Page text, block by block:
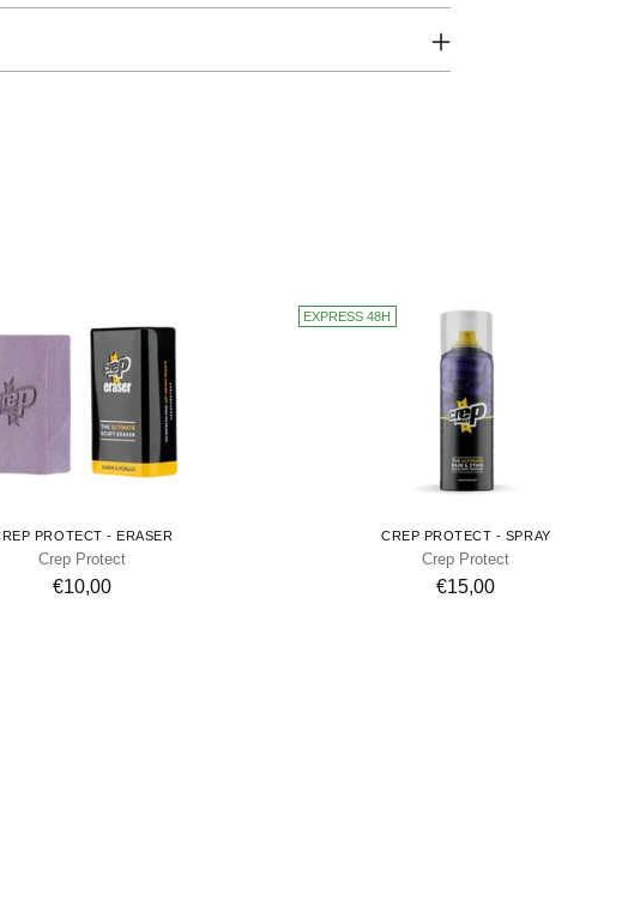
PROTECT - ERASER
Crep Protect
€10,00
EXPRESS 48H
CREP PROTECT - SPRAY
Crep Protect
€15,00